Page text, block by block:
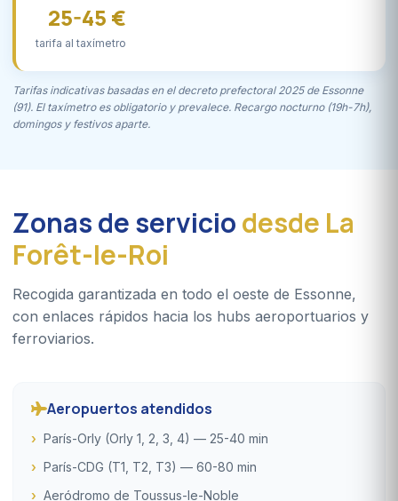
25-45 €
tarifa al taxímetro
Tarifas indicativas basadas en el decreto prefectoral 2025 de Essonne
(91). El taxímetro es obligatorio y prevalece. Recargo nocturno (19h-7h),
domingos y festivos aparte.
Zonas de serviciodesde La
Forêt-le-Roi
Recogida garantizada en todo el oeste de Essonne,
con enlaces rápidos hacia los hubs aeroportuarios y
ferroviarios.
Aeropuertos atendidos
París-Orly (Orly 1, 2, 3, 4) — 25-40 min
París-CDG (T1, T2, T3) — 60-80 min
Aeródromo de Toussus-le-Noble